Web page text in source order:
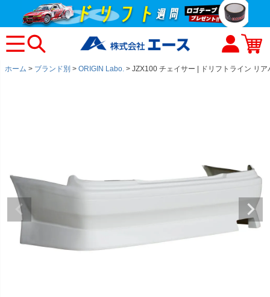
ホーム ブランド別 ORIGIN Labo. JZX100 チェイサー | ドリフトライン リア